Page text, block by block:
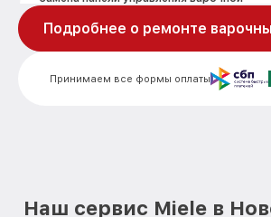
Принимаем все формы оплаты
Подробнее о ремонте
Наш сервис Miele в